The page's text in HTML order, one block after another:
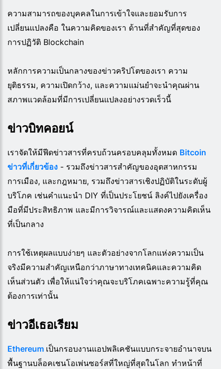
ความสามารถของบุคคลในการเข้าใจและยอมรับการ
เปลี่ยนแปลงคือ ในความคิดของเรา ด้านที่สำคัญที่สุดของ
การปฏิวัติ Blockchain
หลักการความเป็นกลางของข่าวคริปโตของเรา ความ
ยุติธรรม, ความเปิดกว้าง, และความแม่นยำจะนำคุณผ่าน
สภาพแวดล้อมที่มีการเปลี่ยนแปลงอย่างรวดเร็วนี้
ข่าวบิทคอยน์
เราจัดให้มีฟีดข่าวสารที่ครบถ้วนครอบคลุมทั้งหมด Bitcoin
ข่าวที่เกี่ยวข้อง - รวมถึงข่าวสารสำคัญของอุตสาหกรรม
การเมือง, และกฎหมาย, รวมถึงข่าวสารเชิงปฏิบัติในระดับผู้
บริโภค เช่นคำแนะนำ DIY ที่เป็นประโยชน์ ลิงค์ไปยังเครื่อง
มือที่มีประสิทธิภาพ และมีการวิจารณ์และแสดงความคิดเห็น
ที่เป็นกลาง
การใช้เหตุผลแบบง่ายๆ และตัวอย่างจากโลกแห่งความเป็น
จริงมีความสำคัญเหนือกว่าภาษาทางเทคนิคและความคิด
เห็นส่วนตัว เพื่อให้แน่ใจว่าคุณจะบริโภคเฉพาะความรู้ที่คุณ
ต้องการเท่านั้น
ข่าวอีเธอเรียม
Ethereum เป็นกรอบงานแอปพลิเคชันแบบกระจายอำนาจบน
พื้นฐานบล็อคเชนโอเพ่นซอร์สที่ใหญ่ที่สุดในโลก ทำหน้าที่